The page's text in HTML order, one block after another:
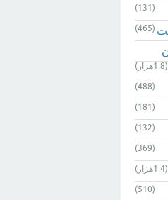
(131)
(465)
(1.8هزار)
(488)
(181)
(132)
(369)
(1.4هزار)
(510)